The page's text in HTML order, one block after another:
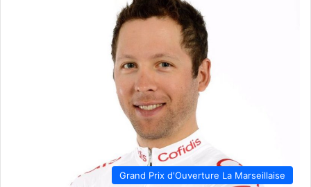
Grand Prix d'Ouverture La Marseillaise